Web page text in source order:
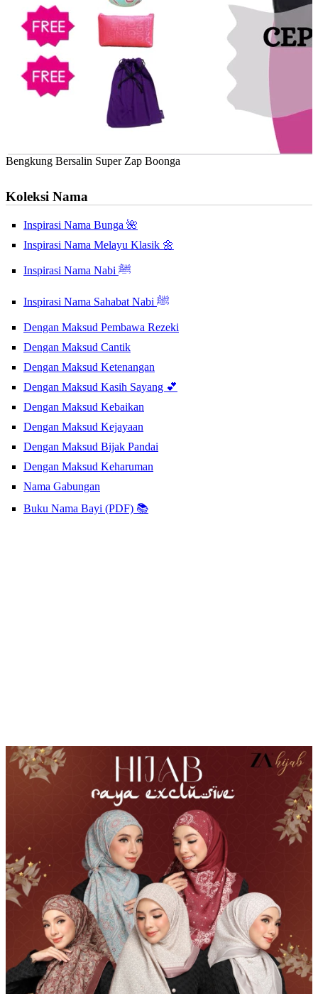
Bengkung Bersalin Super Zap Boonga
Koleksi Nama
Inspirasi Nama Bunga 🌺
Inspirasi Nama Melayu Klasik 🌼
Inspirasi Nama Nabi ﷺ
Inspirasi Nama Sahabat Nabi ﷺ
Dengan Maksud Pembawa Rezeki
Dengan Maksud Cantik
Dengan Maksud Ketenangan
Dengan Maksud Kasih Sayang 💕
Dengan Maksud Kebaikan
Dengan Maksud Kejayaan
Dengan Maksud Bijak Pandai
Dengan Maksud Keharuman
Nama Gabungan
Buku Nama Bayi (PDF) 📚